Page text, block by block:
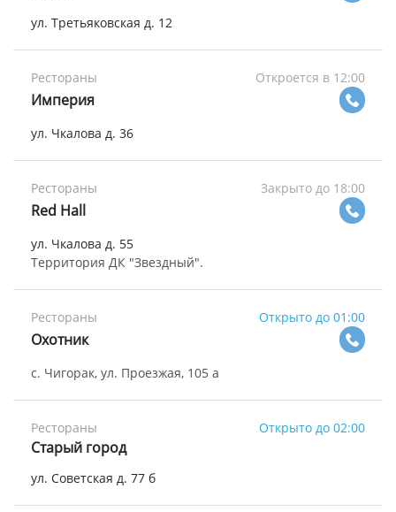
ул. Третьяковская д. 12
Рестораны Откроется в 12:00
Империя
ул. Чкалова д. 36
Рестораны Закрыто до 18:00
Red Hall
ул. Чкалова д. 55
Территория ДК "Звездный".
Рестораны Открыто до 01:00
Охотник
с. Чигорак, ул. Проезжая, 105 а
Рестораны Открыто до 02:00
Старый город
ул. Советская д. 77 б